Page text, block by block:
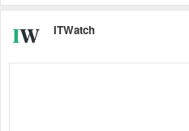
ITWatch